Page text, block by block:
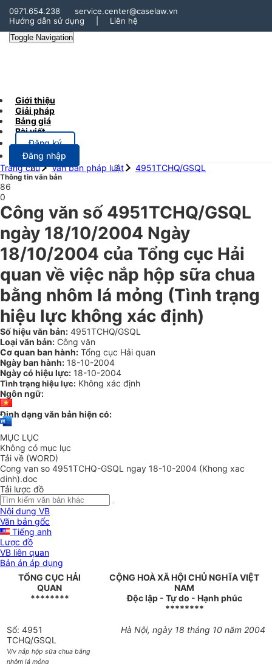
0971.654.238
service.center@caselaw.vn
Hướng dẫn sử dụng
Liên hệ
Toggle Navigation
Giới thiệu
Giải pháp
Bảng giá
Bài viết
Đăng ký
Đăng nhập
Trang chủ
Văn bản pháp luật 4951TCHQ/GSQL
Thông tin văn bản
86
0
Công văn số 4951TCHQ/GSQL
ngày 18/10/2004 Ngày
18/10/2004 của Tổng cục Hải
quan về việc nắp hộp sữa chua
bằng nhôm lá mỏng (Tình trạng
hiệu lực không xác định)
Số hiệu văn bản: 4951TCHQ/GSQL
Loại văn bản: Công văn
Cơ quan ban hành: Tổng cục Hải quan
Ngày ban hành: 18-10-2004
Ngày có hiệu lực: 18-10-2004
Tình trạng hiệu lực: Không xác định
Ngôn ngữ:
Định dạng văn bản hiện có:
MỤC LỤC
Không có mục lục
Tải về (WORD)
Cong van so 4951TCHQ-GSQL ngay 18-10-2004 (Khong xac
dinh).doc
Tải lược đồ
Nội dung VB
Văn bản gốc
Tiếng anh
Lược đồ
VB liên quan
Bản án áp dụng
TỔNG CỤC HẢI
QUAN
********
CỘNG HOÀ XÃ HỘI CHỦ NGHĨA VIỆT
NAM
Độc lập - Tự do - Hạnh phúc
********
Số: 4951
TCHQ/GSQL
V/v nắp hộp sữa chua bằng
nhôm lá mỏng
Hà Nội, ngày 18 tháng 10 năm 2004